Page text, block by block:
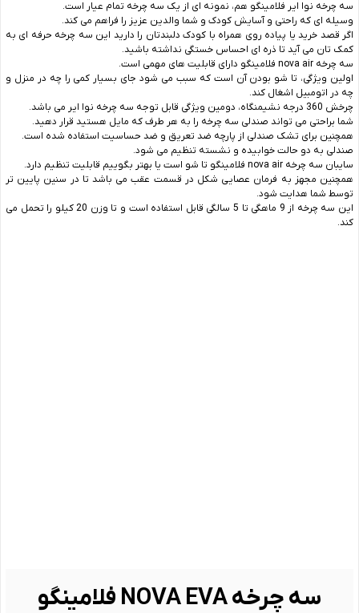
سه چرخه نوا ایر فلامینگو هم، نمونه ای از یک سه چرخه تمام عیار است.
وسیله ای که راحتی و آسایش کودک و شما والدین عزیز را فراهم می کند.
اگر قصد خرید یا پیاده روی همراه با کودک دلبندتان را دارید این سه چرخه حرفه ای به
کمک تان می آید تا ذره ای احساس خستگی نداشته باشید.
سه چرخه nova air فلامینگو دارای قابلیت های مهمی است.
اولین ویژگی، تا شو بودن آن است که سبب می شود جای بسیار کمی را چه در منزل و
چه در اتومبیل اشغال کند.
چرخش 360 درجه نشیمنگاه، دومین ویژگی قابل توجه سه چرخه نوا ایر می باشد.
شما براحتی می تواند صندلی سه چرخه را به هر طرف که مایل هستید قرار دهید.
همچنین برای تشک صندلی از پارچه ضد تعریق و ضد حساسیت استفاده شده است.
صندلی به دو حالت خوابیده و نشسته تنظیم می شود.
سایبان سه چرخه nova air فلامینگو تا شو است یا بهتر بگوییم قابلیت تنظیم دارد.
همچنین مجهز به فرمان عصایی شکل در قسمت عقب می باشد تا در سنین پایین تر
توسط شما هدایت شود.
این سه چرخه از 9 ماهگی تا 5 سالگی قابل استفاده است و تا وزن 20 کیلو را تحمل می
کند.
سه چرخه NOVA EVA فلامینگو